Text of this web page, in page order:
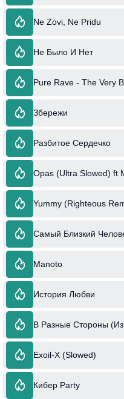
Ne Zovi, Ne Pridu
Не Было И Нет
Pure Rave - The Very
Збережи
Разбитое Сердечко
Opas (Ultra Slowed) ft
Yummy (Righteous
Самый Близкий
Manoto
История Любви
В Разные Стороны
Exoil-X (Slowed)
Кибер Party